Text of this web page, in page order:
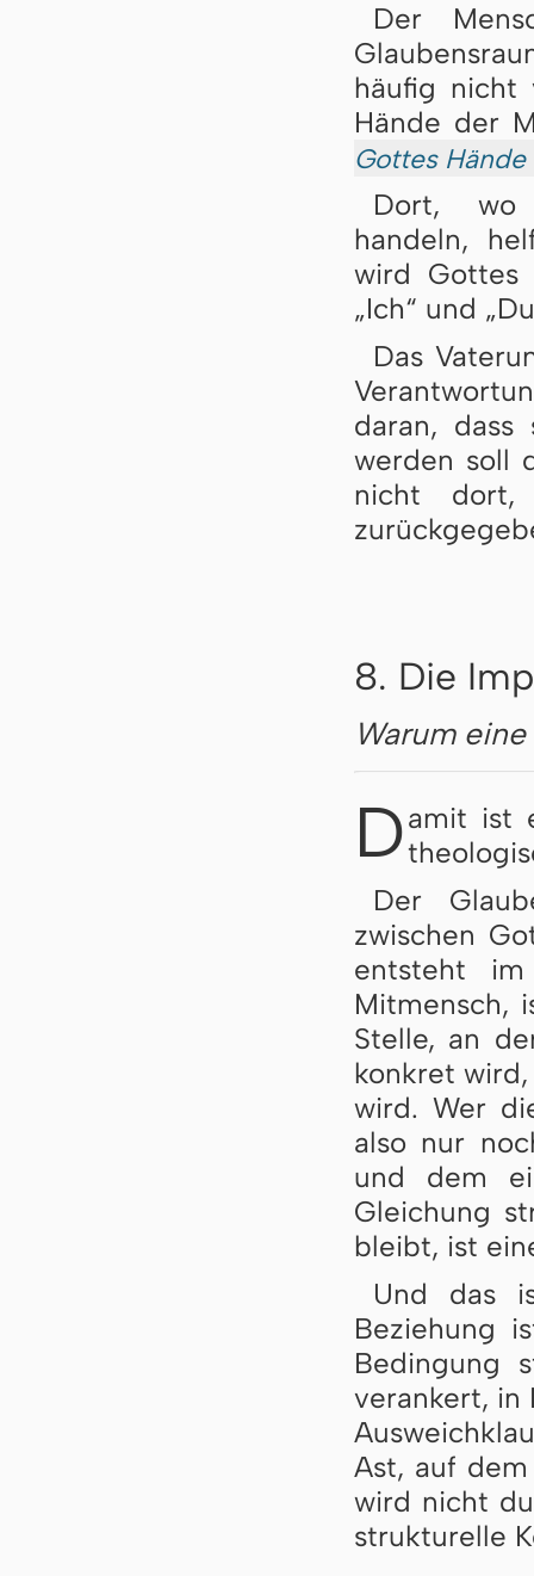
Der
häufig nicht
Hände der
Gottes
Dort, wo
handeln,
wird Gottes
„Ich“ und
Das
daran, dass
werden soll
nicht dort,
8. Die
Warum
Damit ist
Der
zwischen
entsteht
Mitmensch,
Stelle, an
konkret
wird. Wer
also nur
und dem
Gleichung
bleibt, ist
Und das
Beziehung
Bedingung
verankert, in
Ast, auf
wird nicht
strukturelle